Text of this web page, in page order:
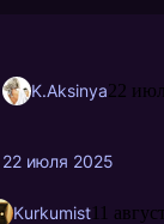
K.Aksinya22
22 июля 2025
Kurkumist11